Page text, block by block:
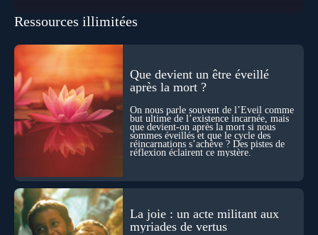
les pensées d’autrui ? Que deviennent l’espace, le temps… et
disparaître ? Au fil de cet échange, Nicolas raconte ses
expériences les plus troublantes : visions vérifiées,
explorations du cosmos, présence d’autres consciences
durant ses sorties, protocoles scientifiques… et toujours, cette
sensation étrange d’être relié à bien plus vaste que lui-même
! Sommes-nous à l’aube d’une révolution de la conscience ?
Sans doute. Mais encore faut-il accepter d’explorer ces
territoires avec lucidité, et rigueur…
Ressources illimitées
Que devient un être éveillé
après la mort ?
On nous parle souvent de l’Éveil comme
but ultime de l’existence incarnée, mais
que devient-on après la mort si nous
sommes éveillés et que le cycle des
réincarnations s’achève ? Des pistes de
réflexion éclairent ce mystère.
La joie : un acte militant aux
myriades de vertus